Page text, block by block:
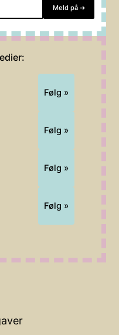
Meld på ➔
Følg »
Følg »
Følg »
Følg »